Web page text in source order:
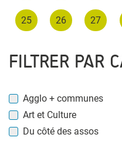
25 26 27
FILTRER PAR
Agglo + communes
Art et Culture
Du côté des assos